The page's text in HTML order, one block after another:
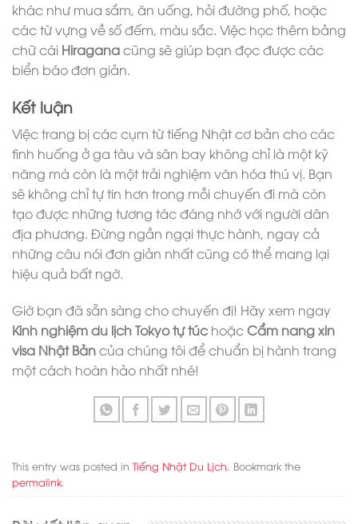
khác như mua sắm, ăn uống, hỏi đường phố, hoặc
các từ vựng về số đếm, màu sắc. Việc học thêm bảng
chữ cái Hiraganacũng sẽ giúp bạn đọc được các
biển báo đơn giản.
Kết luận
Việc trang bị các cụm từ tiếng Nhật cơ bản cho các
tình huống ở ga tàu và sân bay không chỉ là một kỹ
năng mà còn là một trải nghiệm văn hóa thú vị. Bạn
sẽ không chỉ tự tin hơn trong mỗi chuyến đi mà còn
tạo được những tương tác đáng nhớ với người dân
địa phương. Đừng ngần ngại thực hành, ngay cả
những câu nói đơn giản nhất cũng có thể mang lại
hiệu quả bất ngờ.
Giờ bạn đã sẵn sàng cho chuyến đi! Hãy xem ngay
Kinh nghiệm du lịch Tokyo tự túchoặcCẩm nang xin
visa Nhật Bảncủa chúng tôi để chuẩn bị hành trang
một cách hoàn hảo nhất nhé!
This entry was posted in Tiếng Nhật Du Lịch. Bookmark the
permalink.